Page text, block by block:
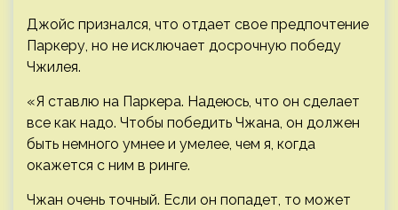
Джойс признался, что отдает свое предпочтение
Паркеру, но не исключает досрочную победу
Чжилея.
«Я ставлю на Паркера. Надеюсь, что он сделает
все как надо. Чтобы победить Чжана, он должен
быть немного умнее и умелее, чем я, когда
окажется с ним в ринге.
Чжан очень точный. Если он попадет, то может